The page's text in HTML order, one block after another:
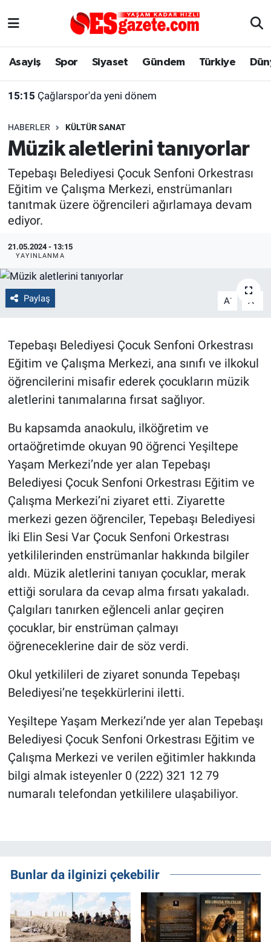
Asayiş Spor Siyaset Gündem Türkiye
15:15 Çağlarspor'da yeni dönem
HABERLER KÜLTÜR SANAT
Müzik aletlerini tanıyorlar
Tepebaşı Belediyesi Çocuk Senfoni Orkestrası
Eğitim ve Çalışma Merkezi, enstrümanları
tanıtmak üzere öğrencileri ağırlamaya devam
ediyor.
21.05.2024 - 13:15
YAYINLANMA
Paylaş A- A
Tepebaşı Belediyesi Çocuk Senfoni Orkestrası
Eğitim ve Çalışma Merkezi, ana sınıfı ve ilkokul
öğrencilerini misafir ederek çocukların müzik
aletlerini tanımalarına fırsat sağlıyor.
Bu kapsamda anaokulu, ilköğretim ve
ortaöğretimde okuyan 90 öğrenci Yeşiltepe
Yaşam Merkezi’nde yer alan Tepebaşı
Belediyesi Çocuk Senfoni Orkestrası Eğitim ve
Çalışma Merkezi’ni ziyaret etti. Ziyarette
merkezi gezen öğrenciler, Tepebaşı Belediyesi
İki Elin Sesi Var Çocuk Senfoni Orkestrası
yetkililerinden enstrümanlar hakkında bilgiler
aldı. Müzik aletlerini tanıyan çocuklar, merak
ettiği sorulara da cevap alma fırsatı yakaladı.
Çalgıları tanırken eğlenceli anlar geçiren
çocuklar, bir enstrüman çalmayı
öğreneceklerine dair de söz verdi.
Okul yetkilileri de ziyaret sonunda Tepebaşı
Belediyesi’ne teşekkürlerini iletti.
Yeşiltepe Yaşam Merkezi’nde yer alan Tepebaşı
Belediyesi Çocuk Senfoni Orkestrası Eğitim ve
Çalışma Merkezi ve verilen eğitimler hakkında
bilgi almak isteyenler 0 (222) 321 12 79
numaralı telefondan yetkililere ulaşabiliyor.
Bunlar da ilginizi çekebilir
Asayiş
Gündem
Türkiye
Dünya
Yaşam
Eskişehirspor Arşivi
Eskişehir Arşivi
Röportaj
Politika
Kütahya
Gezi
Çevre
Yerel
Magazin
Bilim ve Teknoloji
Eskişehir Nöbetçi Eczaneler
Süper Lig Puan Durumu ve Fikstür
Tüm Manşetler
Son Dakika Haberleri